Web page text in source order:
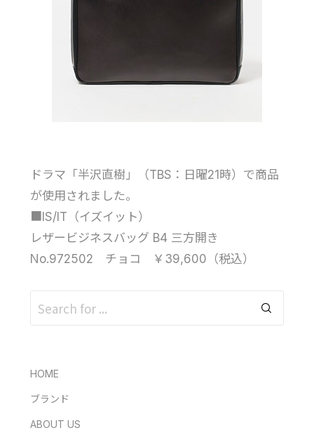
ドラマ「半沢直樹」（TBS：日曜21時）で商品
が使用されました。
■IS/IT（イズイット）
レザービジネスバッグ B4 三方開き
No.972502 チョコ ￥39,600（税込）
HOME
ブランド
ABOUT US